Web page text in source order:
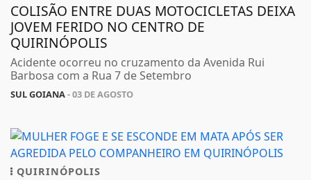
COLISÃO ENTRE DUAS MOTOCICLETAS DEIXA
JOVEM FERIDO NO CENTRO DE
QUIRINÓPOLIS
Acidente ocorreu no cruzamento da Avenida Rui
Barbosa com a Rua 7 de Setembro
SUL GOIANA- 03 DE AGOSTO
QUIRINÓPOLIS